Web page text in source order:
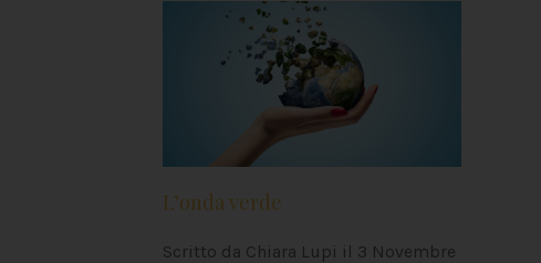
L’onda verde
Scritto da Chiara Lupi il 3 Novembre